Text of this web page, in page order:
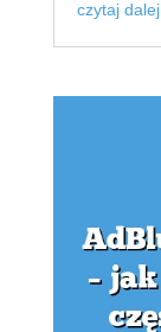
czytaj dalej